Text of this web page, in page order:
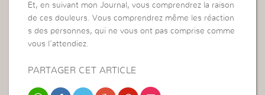
Et, en suivant mon Journal, vous comprendrez la raison
de ces douleurs. Vous comprendrez même les réaction
s des personnes, qui ne vous ont pas comprise comme
vous l’attendiez.
PARTAGER CET ARTICLE